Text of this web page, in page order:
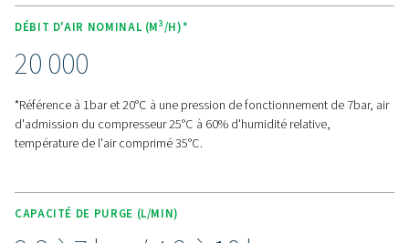
pour des performances constantes et à long terme.
de ventilation intégrée empêche les fuites d'air,
fonctionnement fluide, tandis que les raccords
robuste en aluminium et à leur fonctionnalité fiable, les
CDF offrent une solution pratique et durable pour
l'efficacité du système.